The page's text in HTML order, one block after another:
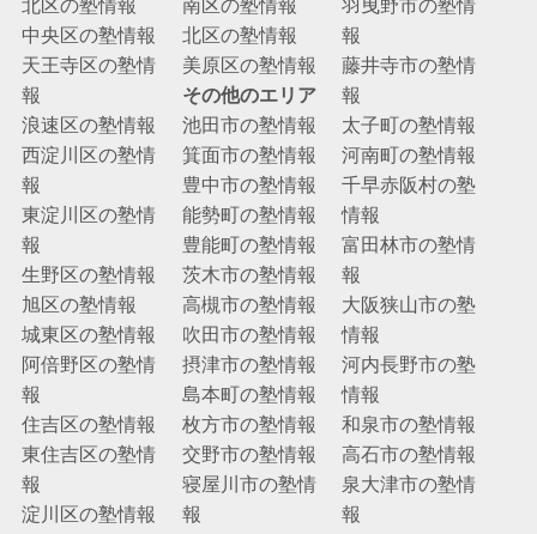
北区の塾情報
中央区の塾情報
天王寺区の塾情
報
浪速区の塾情報
西淀川区の塾情
報
東淀川区の塾情
報
生野区の塾情報
旭区の塾情報
城東区の塾情報
阿倍野区の塾情
報
住吉区の塾情報
東住吉区の塾情
報
淀川区の塾情報
南区の塾情報
北区の塾情報
美原区の塾情報
その他のエリア
池田市の塾情報
箕面市の塾情報
豊中市の塾情報
能勢町の塾情報
豊能町の塾情報
茨木市の塾情報
高槻市の塾情報
吹田市の塾情報
摂津市の塾情報
島本町の塾情報
枚方市の塾情報
交野市の塾情報
寝屋川市の塾情
報
羽曳野市の塾情
報
藤井寺市の塾情
報
太子町の塾情報
河南町の塾情報
千早赤阪村の塾
情報
富田林市の塾情
報
大阪狭山市の塾
情報
河内長野市の塾
情報
和泉市の塾情報
高石市の塾情報
泉大津市の塾情
報